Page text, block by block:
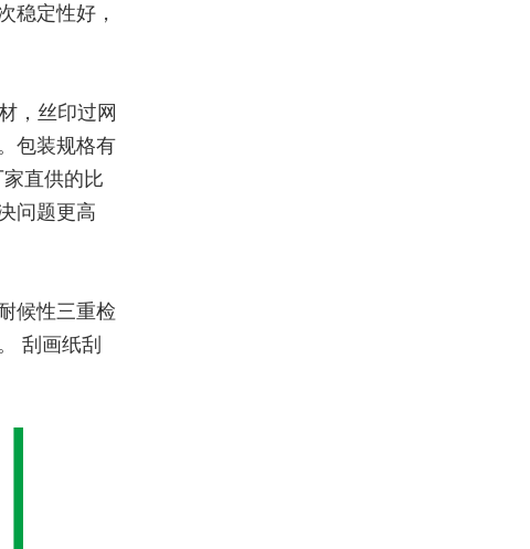
稳定性好，
，丝印过网
包装规格有
直供的比
问题更高
候性三重检
刮画纸刮